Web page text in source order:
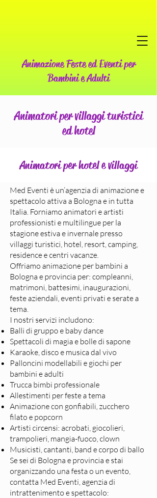
Animazione Feste ed Eventi per
Bambini e Adulti
Animatori per villaggi turistici
ed hotel
Animatori per hotel e villaggi
Med Eventi è un’agenzia di animazione e
spettacolo attiva a Bologna e in tutta
Italia. Forniamo animatori e artisti
professionisti e multilingue per la
stagione estiva e invernale presso
villaggi turistici, hotel, resort, camping,
residence e centri vacanze.
Offriamo animazione per bambini a
Bologna e provincia per: compleanni,
matrimoni, battesimi, inaugurazioni,
feste aziendali, eventi privati e serate a
tema.
I nostri servizi includono:
Balli di gruppo e baby dance
Spettacoli di magia e bolle di sapone
Karaoke, disco e musica dal vivo
Palloncini modellabili e giochi per
bambini e adulti
Trucca bimbi professionale
Allestimenti per feste a tema
Animazione con gonfiabili, zucchero
filato e popcorn
Artisti circensi: acrobati, giocolieri,
trampolieri, mangia-fuoco, clown
Musicisti, cantanti, band e corpo di ballo
Se sei di Bologna e provincia e stai
organizzando una festa o un evento,
contatta Med Eventi, agenzia di
intrattenimento e spettacolo: